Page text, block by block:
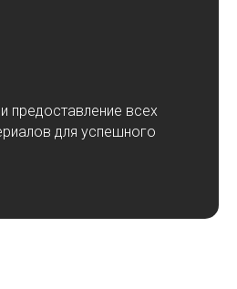
предоставление всех
для успешного